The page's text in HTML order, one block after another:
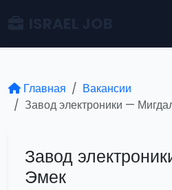
Главная
Вакансии
Завод электроники —
Завод
Эмек